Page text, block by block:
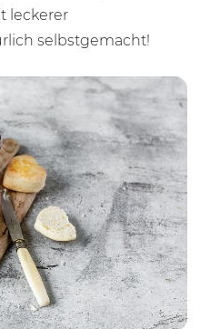
leckerer
selbstgemacht!